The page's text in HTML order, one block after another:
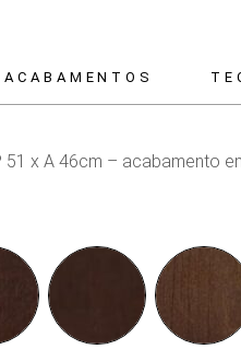
ACABAMENTOS
51 x A 46cm – acabamento